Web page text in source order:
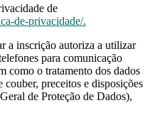
de
de-privacidade/.
a inscrição autoriza a utilizar
para comunicação
como o tratamento dos dados
couber, preceitos e disposições
de Proteção de Dados),